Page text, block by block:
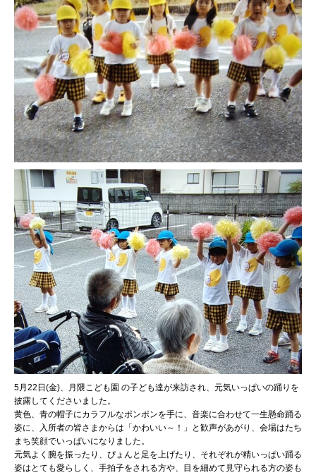
5月22日(金)、月隈こども園 の子ども達が来訪され、元気いっぱいの踊りを
披露してくださいました。
黄色、青の帽子にカラフルなポンポンを手に、音楽に合わせて一生懸命踊る
姿に、入所者の皆さまからは「かわいい～！」と歓声があがり、会場はたち
まち笑顔でいっぱいになりました。
元気よく腕を振ったり、ぴょんと足を上げたり、それぞれが精いっぱい踊る
姿はとても愛らしく、手拍子をされる方や、目を細めて見守られる方の姿も